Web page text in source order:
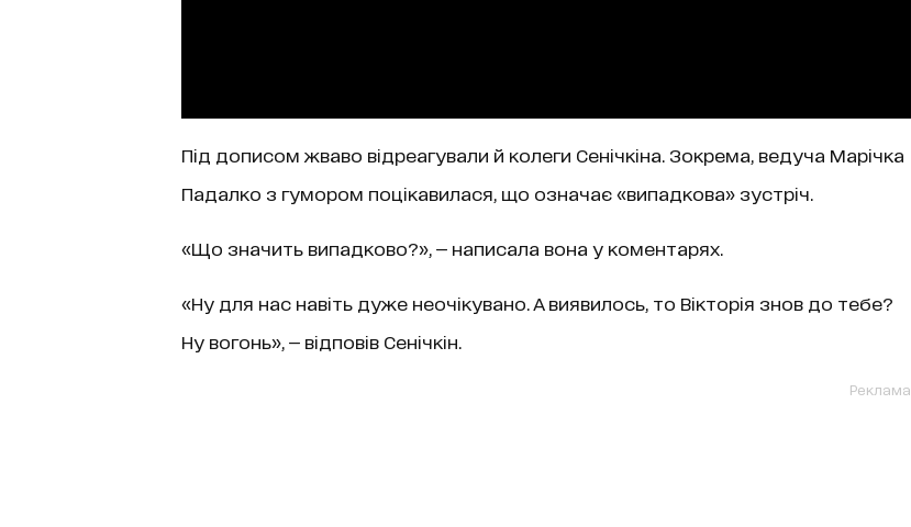
Під дописом жваво відреагували й колеги Сенічкіна. Зокрема, ведуча Марічка
Падалко з гумором поцікавилася, що означає «випадкова» зустріч.
«Що значить випадково?», — написала вона у коментарях.
«Ну для нас навіть дуже неочікувано. А виявилось, то Вікторія знов до тебе?
Ну вогонь», — відповів Сенічкін.
Реклама